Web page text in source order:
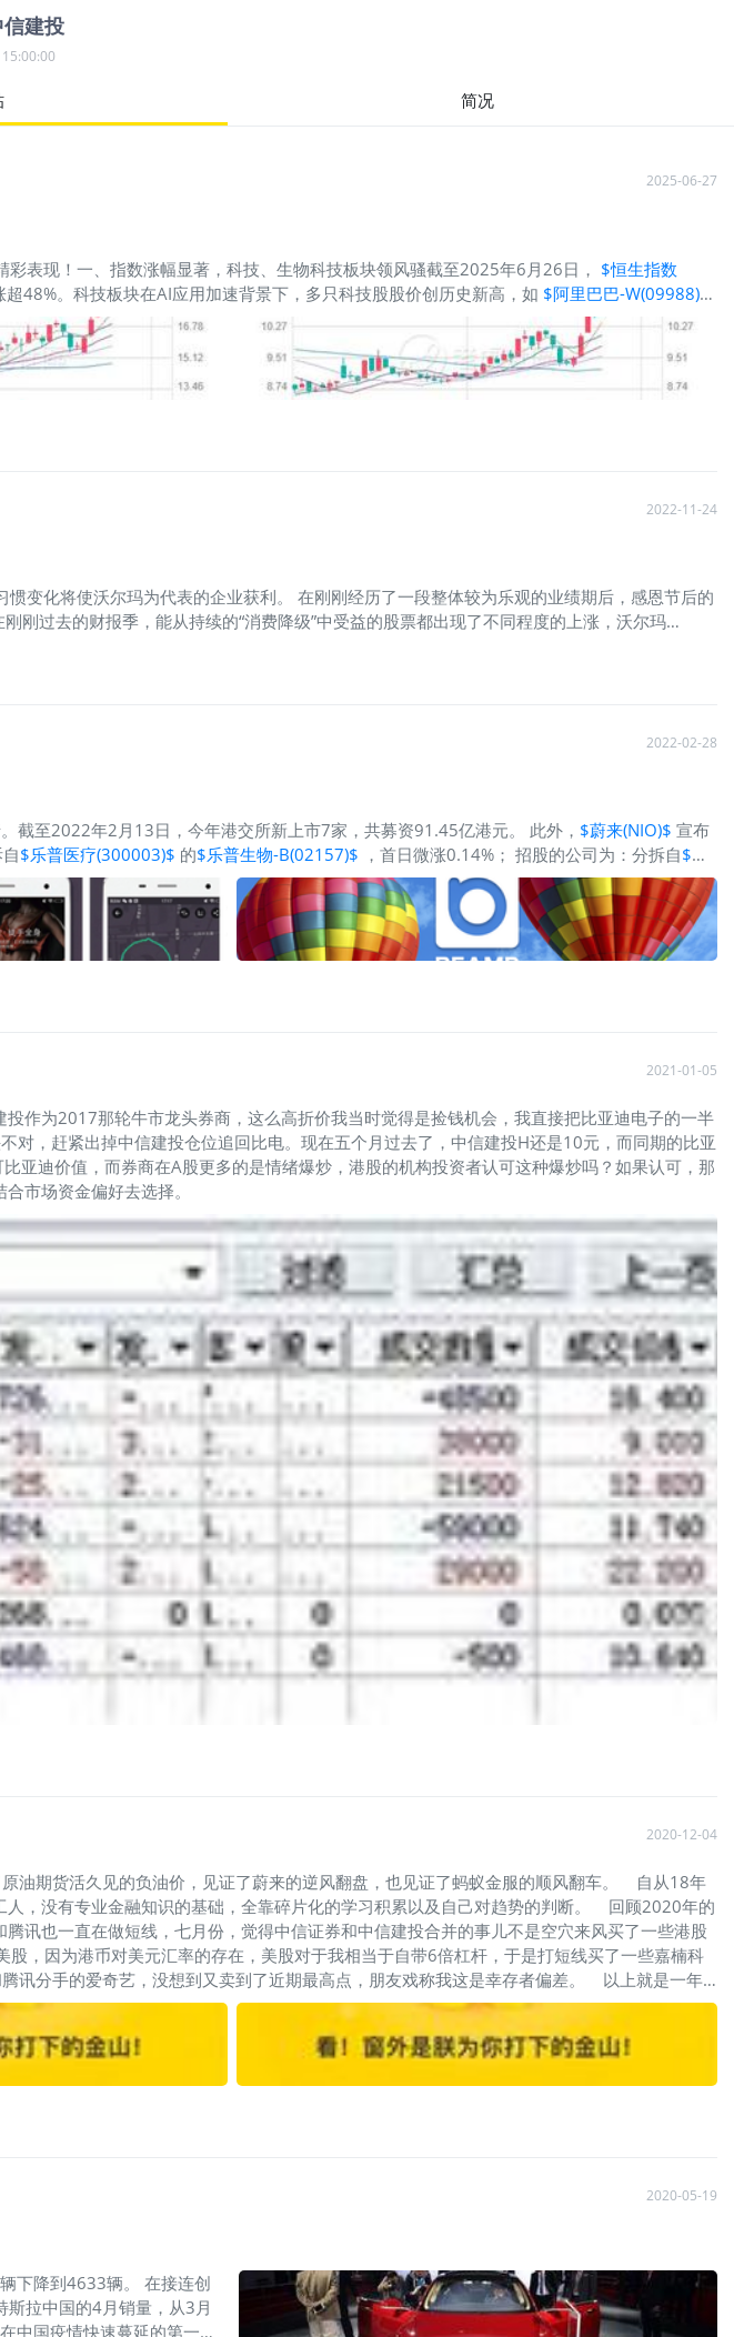
信建投
简况
2025-06-27
表现！一、指数涨幅显著，科技、生物科技板块领风骚截至2025年6月26日， $恒生指数
超48%。科技板块在AI应用加速背景下，多只科技股股价创历史新高，如 $阿里巴巴-W(09988)$
表现突出，年内已有超过20家创新药股涨幅实现翻倍。如果你对这些板块感兴趣，不妨关注一
具。二、投活跃度大幅提升，市场热情高涨2025年首5个月，港交所平均每日成交金额为2423
的1398亿港元上涨50%。截至2025年6月10日，港股今年以来日均成交额达2412.9
2022-11-24
变化将使沃尔玛为代表的企业获利。 在刚刚经历了一段整体较为乐观的业绩期后，感恩节后的
过去的财报季，能从持续的“消费降级”中受益的股票都出现了不同程度的上涨，沃尔玛
吉特表示，美国消费者的强购买力的行为正逐渐
2022-02-28
至2022年2月13日，今年港交所新上市7家，共募资91.45亿港元。 此外， $蔚来(NIO)$ 宣布
$乐普医疗(300003)$ 的$乐普生物-B(02157)$ ，首日微涨0.14%； 招股的公司为：分拆自$中
递表： 鼎佩资产管理、 $天境生物(IMAB)$等参与发起的SPAC Vivere Lifesciences 中国最大的
脏瓣膜器械的未有盈利生物科技公司纽脉医疗； 分拆自 $东软集团(600718)$的东软熙康； 中
服务生态
2021-01-05
作为2017那轮牛市龙头券商，这么高折价我当时觉得是捡钱机会，我直接把比亚迪电子的一半
，赶紧出掉中信建投仓位追回比电。现在五个月过去了，中信建投H还是10元，而同期的比亚
迪价值，而券商在A股更多的是情绪爆炒，港股的机构投资者认可这种爆炒吗？如果认可，那
市场资金偏好去选择。
2020-12-04
油期货活久见的负油价，见证了蔚来的逆风翻盘，也见证了蚂蚁金服的顺风翻车。 自从18年
，没有专业金融知识的基础，全靠碎片化的学习积累以及自己对趋势的判断。 回顾2020年的
讯也一直在做短线，七月份，觉得中信证券和中信建投合并的事儿不是空穴来风买了一些港股
，因为港币对美元汇率的存在，美股对于我相当于自带6倍杠杆，于是打短线买了一些嘉楠科
讯分手的爱奇艺，没想到又卖到了近期最高点，朋友戏称我这是幸存者偏差。 以上就是一年
应该三天就跑的，比如腾讯和中信建投。最大的收获是比前两年有耐心，赢了不傲，输了不
勉。
2020-05-19
下降到4633辆。 在接连创
拉中国的4月销量，从3月
中国疫情快速蔓延的第一